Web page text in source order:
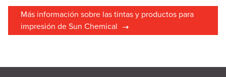
Más información sobre las tintas y productos para
impresión de Sun Chemical